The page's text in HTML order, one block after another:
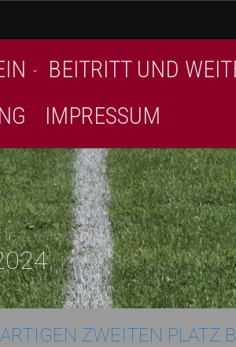
BEITRITT UND
IMPRESSUM
ZWEITEN PLATZ